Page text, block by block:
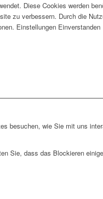
Diese Cookies werden
zu verbessern. Durch die
Einstellungen Einverstanden
besuchen, wie Sie mit uns
Sie, dass das Blockieren